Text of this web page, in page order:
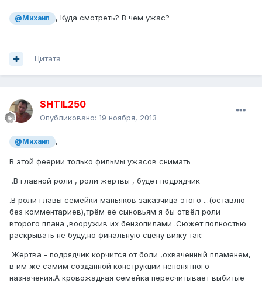
@Михаил , Куда смотреть? В чем ужас?
Цитата
SHTIL250
Опубликовано: 19 ноября, 2013
@Михаил ,
В этой феерии только фильмы ужасов снимать
.В главной роли , роли жертвы , будет подрядчик
.В роли главы семейки маньяков заказчица этого ...(оставлю
без комментариев),трём её сыновьям я бы отвёл роли
второго плана ,вооружив их бензопилами .Сюжет полностью
раскрывать не буду,но финальную сцену вижу так:
Жертва - подрядчик корчится от боли ,охваченный пламенем,
в им же самим созданной конструкции непонятного
назначения.А кровожадная семейка пересчитывает выбитые